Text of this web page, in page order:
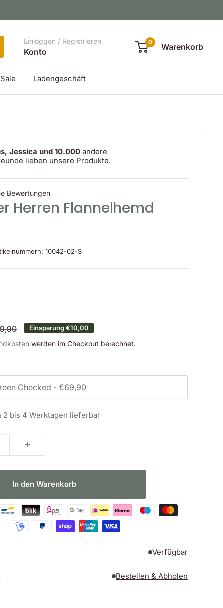
Einloggen / Registrieren
Konto
0 Warenkorb
Sale Ladengeschäft
Jessica und 10.000andere
lieben unsere Produkte.
Bewertungen
Herren Flannelhemd
10042-02-S
Einsparung€10,00
werden im Checkout berechnet.
2 bis 4 Werktagen lieferbar
In den Warenkorb
Verfügbar
Bestellen & Abholen